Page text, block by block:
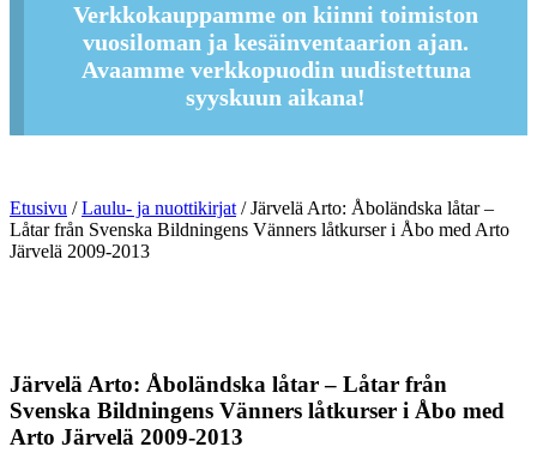
Verkkokauppamme on kiinni toimiston
vuosiloman ja kesäinventaarion ajan.
Avaamme verkkopuodin uudistettuna
syyskuun aikana!
Etusivu /Laulu- ja nuottikirjat/ Järvelä Arto: Åboländska låtar –
Låtar från Svenska Bildningens Vänners låtkurser i Åbo med Arto
Järvelä 2009-2013
Järvelä Arto: Åboländska låtar – Låtar från
Svenska Bildningens Vänners låtkurser i Åbo med
Arto Järvelä 2009-2013